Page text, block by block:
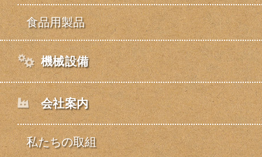
食品用製品
機械設備
会社案内
私たちの取組